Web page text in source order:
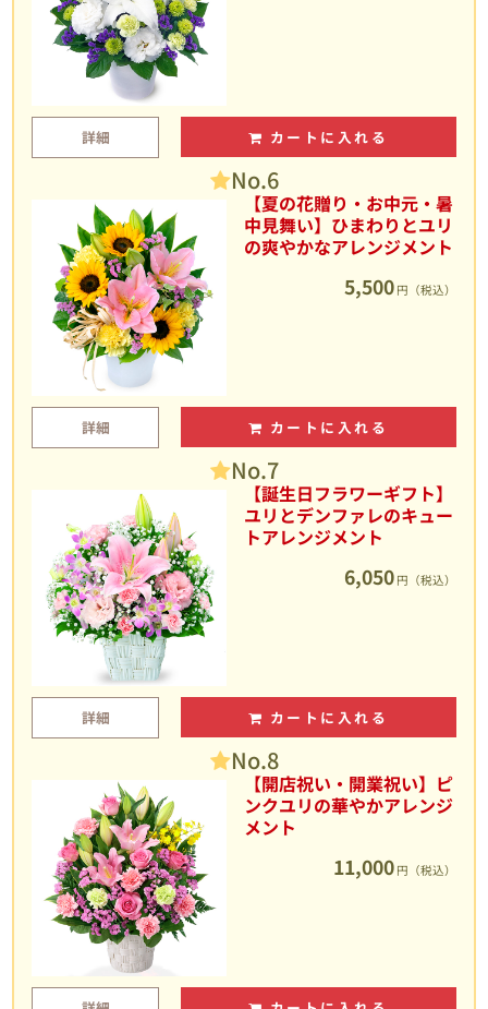
詳細 カートに入れる
No.6
【夏の花贈り・お中元・暑
中見舞い】ひまわりとユリ
の爽やかなアレンジメント
5,500 円（税込）
詳細 カートに入れる
No.7
【誕生日フラワーギフト】
ユリとデンファレのキュー
トアレンジメント
6,050 円（税込）
詳細 カートに入れる
No.8
【開店祝い・開業祝い】ピ
ンクユリの華やかアレンジ
メント
11,000 円（税込）